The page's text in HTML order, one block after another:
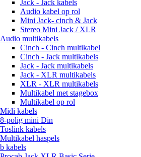
Jack - Jack kabels
Audio kabel op rol
Mini Jack- cinch & Jack
Stereo Mini Jack / XLR
Audio multikabels
Cinch - Cinch multikabel
Cinch - Jack multikabels
Jack - Jack multikabels
Jack - XLR multikabels
XLR - XLR multikabels
Multikabel met stagebox
Multikabel op rol
Midi kabels
8-polig mini Din
Toslink kabels
Multikabel haspels
kabels